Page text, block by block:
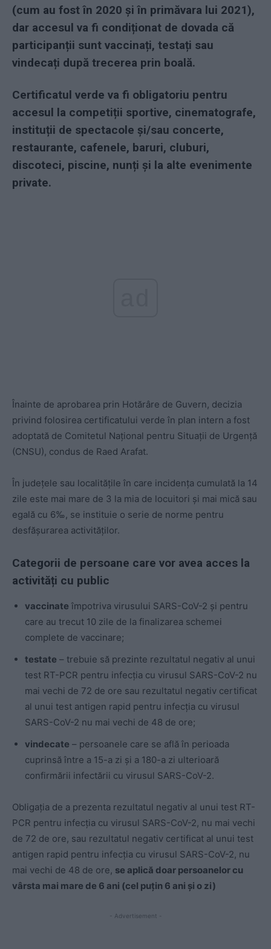
(cum au fost în 2020 și în primăvara lui 2021),
dar accesul va fi condiționat de dovada că
participanții sunt vaccinați, testați sau
vindecați după trecerea prin boală.
Certificatul verde va fi obligatoriu pentru
accesul la competiții sportive, cinematografe,
instituții de spectacole și/sau concerte,
restaurante, cafenele, baruri, cluburi,
discoteci, piscine, nunți și la alte evenimente
private.
Înainte de aprobarea prin Hotărâre de Guvern, decizia
privind folosirea certificatului verde în plan intern a fost
adoptată de Comitetul Naţional pentru Situaţii de Urgenţă
(CNSU), condus de Raed Arafat.
În județele sau localitățile în care incidența cumulată la 14
zile este mai mare de 3 la mia de locuitori și mai mică sau
egală cu 6‰, se instituie o serie de norme pentru
desfășurarea activităților.
Categorii de persoane care vor avea acces la
activități cu public
vaccinate împotriva virusului SARS-CoV-2 și pentru
care au trecut 10 zile de la finalizarea schemei
complete de vaccinare;
testate – trebuie să prezinte rezultatul negativ al unui
test RT-PCR pentru infecția cu virusul SARS-CoV-2 nu
mai vechi de 72 de ore sau rezultatul negativ certificat
al unui test antigen rapid pentru infecția cu virusul
SARS-CoV-2 nu mai vechi de 48 de ore;
vindecate – persoanele care se află în perioada
cuprinsă între a 15-a zi și a 180-a zi ulterioară
confirmării infectării cu virusul SARS-CoV-2.
Obligația de a prezenta rezultatul negativ al unui test RT-
PCR pentru infecția cu virusul SARS-CoV-2, nu mai vechi
de 72 de ore, sau rezultatul negativ certificat al unui test
antigen rapid pentru infecția cu virusul SARS-CoV-2, nu
mai vechi de 48 de ore, se aplică doar persoanelor cu
vârsta mai mare de 6 ani (cel puțin 6 ani și o zi)
- Advertisement -